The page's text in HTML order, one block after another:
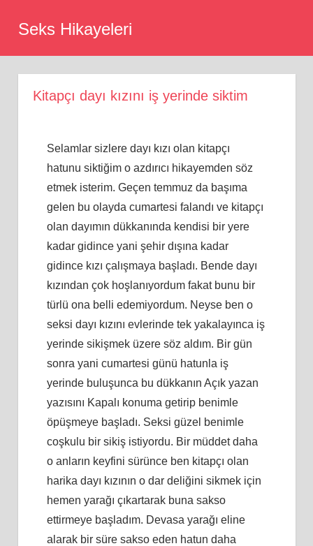
Seks Hikayeleri
Kitapçı dayı kızını iş yerinde siktim
Selamlar sizlere dayı kızı olan kitapçı
hatunu siktiğim o azdırıcı hikayemden söz
etmek isterim. Geçen temmuz da başıma
gelen bu olayda cumartesi falandı ve kitapçı
olan dayımın dükkanında kendisi bir yere
kadar gidince yani şehir dışına kadar
gidince kızı çalışmaya başladı. Bende dayı
kızından çok hoşlanıyordum fakat bunu bir
türlü ona belli edemiyordum. Neyse ben o
seksi dayı kızını evlerinde tek yakalayınca iş
yerinde sikişmek üzere söz aldım. Bir gün
sonra yani cumartesi günü hatunla iş
yerinde buluşunca bu dükkanın Açık yazan
yazısını Kapalı konuma getirip benimle
öpüşmeye başladı. Seksi güzel benimle
coşkulu bir sikiş istiyordu. Bir müddet daha
o anların keyfini sürünce ben kitapçı olan
harika dayı kızının o dar deliğini sikmek için
hemen yarağı çıkartarak buna sakso
ettirmeye başladım. Devasa yarağı eline
alarak bir süre sakso eden hatun daha